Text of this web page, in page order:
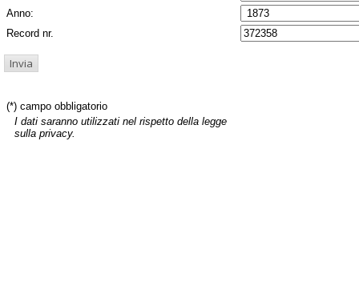
Anno:
Record nr.
(*) campo obbligatorio
I dati saranno utilizzati nel rispetto della legge
sulla privacy.